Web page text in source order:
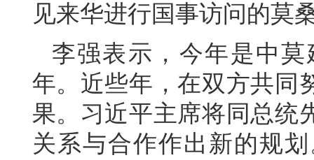
见来华进行国事访问的莫
李强表示，今年是中
年。近些年，在双方共同
果。习近平主席将同总统
关系与合作作出新的规